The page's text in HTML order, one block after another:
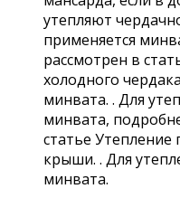
утепляют
применяется
рассмотрен в
холодного
минвата. . Для
минвата,
статье Утепление
крыши. . Для
минвата.